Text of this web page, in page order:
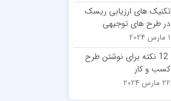
تکنیک های ارزیابی ریسک
در طرح های توجیهی
1 مارس 2024
12 نکته برای نوشتن طرح
کسب و کار
22 مارس 2024